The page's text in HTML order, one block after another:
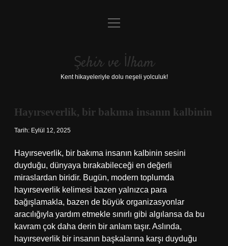
Anasayfa
Yasal Uyarı
menüyü
Şehir ve İlham
Kent hikayeleriyle dolu neşeli yolculuk!
Hayırseverlik, bir bakıma insanın kalbinin
Tarih: Eylül 12, 2025
Hayırseverlik, bir bakıma insanın kalbinin sesini
duyduğu, dünyaya bırakabileceği en değerli
miraslardan biridir. Bugün, modern toplumda
hayırseverlik kelimesi bazen yalnızca para
bağışlamakla, bazen de büyük organizasyonlar
aracılığıyla yardım etmekle sınırlı gibi algılansa da bu
kavram çok daha derin bir anlam taşır. Aslında,
hayırseverlik bir insanın başkalarına karşı duyduğu